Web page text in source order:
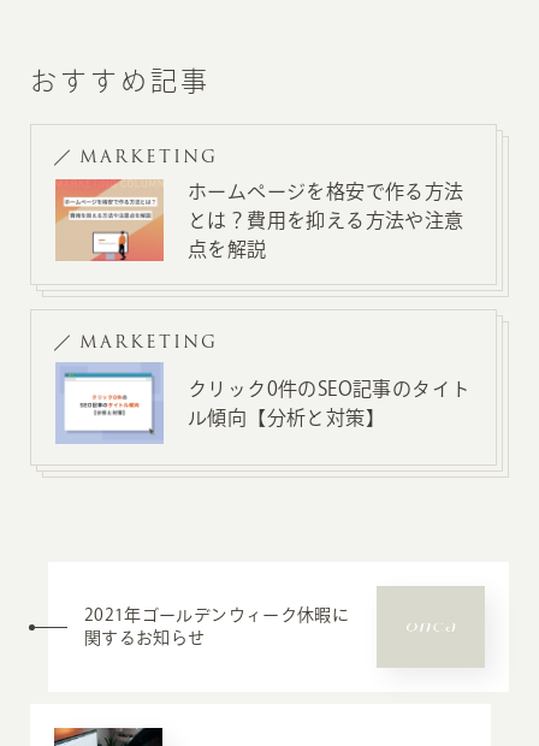
おすすめ記事
MARKETING
ホームページを格安で作る方法
とは？費用を抑える方法や注意
点を解説
MARKETING
クリック0件のSEO記事のタイト
ル傾向【分析と対策】
2021年ゴールデンウィーク休暇に
関するお知らせ